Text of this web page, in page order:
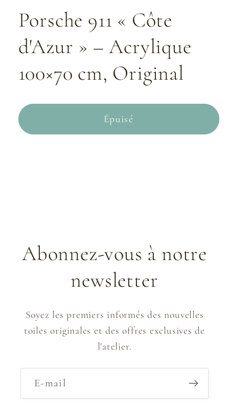
Porsche 911 « Côte
d'Azur » – Acrylique
100×70 cm, Original
Épuisé
Abonnez-vous à notre
newsletter
Soyez les premiers informés des nouvelles
toiles originales et des offres exclusives de
l'atelier.
E-mail